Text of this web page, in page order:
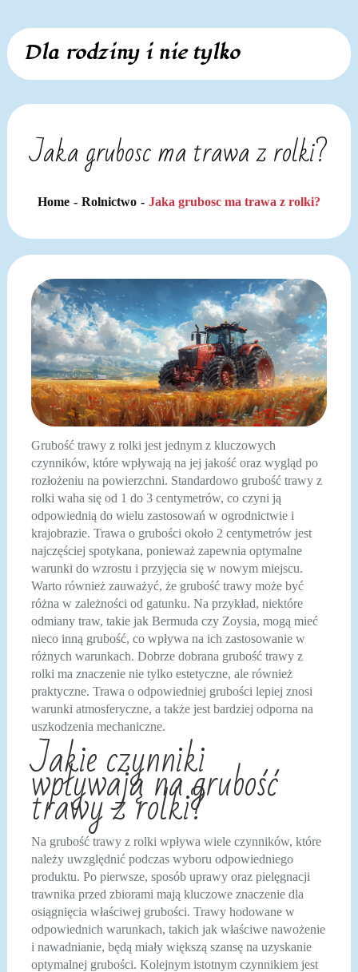
Skip
content
Dla rodziny i nie tylko
Jaka grubosc ma trawa z rolki?
Home Rolnictwo Jaka grubosc ma trawa z rolki?
Grubość trawy z rolki jest jednym z kluczowych
czynników, które wpływają na jej jakość oraz wygląd po
rozłożeniu na powierzchni. Standardowo grubość trawy z
rolki waha się od 1 do 3 centymetrów, co czyni ją
odpowiednią do wielu zastosowań w ogrodnictwie i
krajobrazie. Trawa o grubości około 2 centymetrów jest
najczęściej spotykana, ponieważ zapewnia optymalne
warunki do wzrostu i przyjęcia się w nowym miejscu.
Warto również zauważyć, że grubość trawy może być
różna w zależności od gatunku. Na przykład, niektóre
odmiany traw, takie jak Bermuda czy Zoysia, mogą mieć
nieco inną grubość, co wpływa na ich zastosowanie w
różnych warunkach. Dobrze dobrana grubość trawy z
rolki ma znaczenie nie tylko estetyczne, ale również
praktyczne. Trawa o odpowiedniej grubości lepiej znosi
warunki atmosferyczne, a także jest bardziej odporna na
uszkodzenia mechaniczne.
Jakie czynniki
wpływają na grubość
trawy z rolki?
Na grubość trawy z rolki wpływa wiele czynników, które
należy uwzględnić podczas wyboru odpowiedniego
produktu. Po pierwsze, sposób uprawy oraz pielęgnacji
trawnika przed zbiorami mają kluczowe znaczenie dla
osiągnięcia właściwej grubości. Trawy hodowane w
odpowiednich warunkach, takich jak właściwe nawożenie
i nawadnianie, będą miały większą szansę na uzyskanie
optymalnej grubości. Kolejnym istotnym czynnikiem jest